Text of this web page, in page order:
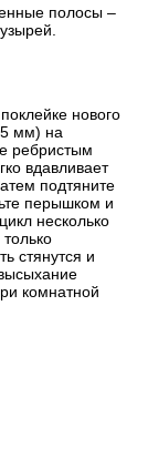
полосы –
нового
5 мм) на
ребристым
вдавливает
подтяните
перышком и
несколько
стянутся и
комнатной